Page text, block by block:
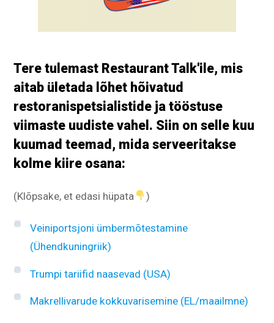
Tere tulemast Restaurant Talk'ile, mis
aitab ületada lõhet hõivatud
restoranispetsialistide ja tööstuse
viimaste uudiste vahel. Siin on selle kuu
kuumad teemad, mida serveeritakse
kolme kiire osana:
(Klõpsake, et edasi hüpata )
Veiniportsjoni ümbermõtestamine
(Ühendkuningriik)
Trumpi tariifid naasevad (USA)
Makrellivarude kokkuvarisemine (EL/maailmne)